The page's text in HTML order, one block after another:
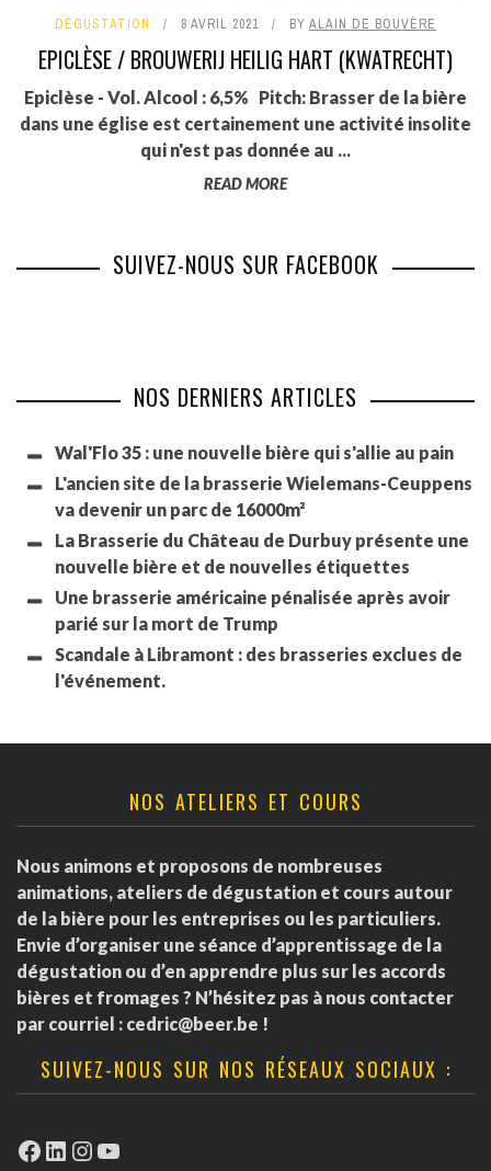
DÉGUSTATION 8 AVRIL 2021 BY ALAIN DE BOUVÈRE
EPICLÈSE / BROUWERIJ HEILIG HART (KWATRECHT)
Epiclèse - Vol. Alcool : 6,5% Pitch: Brasser de la bière
dans une église est certainement une activité insolite
qui n'est pas donnée au ...
READ MORE
SUIVEZ-NOUS SUR FACEBOOK
NOS DERNIERS ARTICLES
Wal'Flo 35 : une nouvelle bière qui s'allie au pain
L'ancien site de la brasserie Wielemans-Ceuppens
va devenir un parc de 16000m²
La Brasserie du Château de Durbuy présente une
nouvelle bière et de nouvelles étiquettes
Une brasserie américaine pénalisée après avoir
parié sur la mort de Trump
Scandale à Libramont : des brasseries exclues de
l'événement.
NOS ATELIERS ET COURS
Nous animons et proposons de nombreuses
animations, ateliers de dégustation et cours autour
de la bière pour les entreprises ou les particuliers.
Envie d’organiser une séance d’apprentissage de la
dégustation ou d’en apprendre plus sur les accords
bières et fromages ? N’hésitez pas à nous contacter
par courriel : cedric@beer.be !
SUIVEZ-NOUS SUR NOS RÉSEAUX SOCIAUX :
Facebook
LinkedIn
Instagram
YouTube